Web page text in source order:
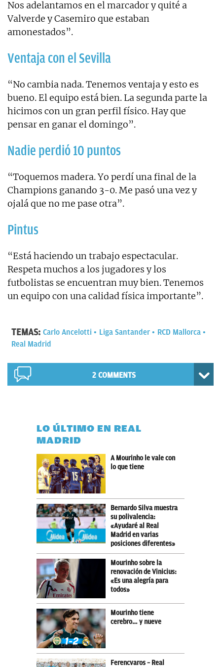
Nos adelantamos en el marcador y quité a
Valverde y Casemiro que estaban
amonestados”.
Ventaja con el Sevilla
“No cambia nada. Tenemos ventaja y esto es
bueno. El equipo está bien. La segunda parte la
hicimos con un gran perfil físico. Hay que
pensar en ganar el domingo”.
Nadie perdió 10 puntos
“Toquemos madera. Yo perdí una final de la
Champions ganando 3-0. Me pasó una vez y
ojalá que no me pase otra”.
Pintus
“Está haciendo un trabajo espectacular.
Respeta muchos a los jugadores y los
futbolistas se encuentran muy bien. Tenemos
un equipo con una calidad física importante”.
TEMAS: Carlo Ancelotti Liga Santander
RCD Mallorca
Real Madrid
2 COMMENTS
LO ÚLTIMO EN REAL
MADRID
A Mourinho le vale con
lo que tiene
Bernardo Silva muestra
su polivalencia:
«Ayudaré al Real
Madrid en varias
posiciones diferentes»
Mourinho sobre la
renovación de Vinicius:
«Es una alegría para
todos»
Mourinho tiene
cerebro… y nueve
Ferencvaros – Real